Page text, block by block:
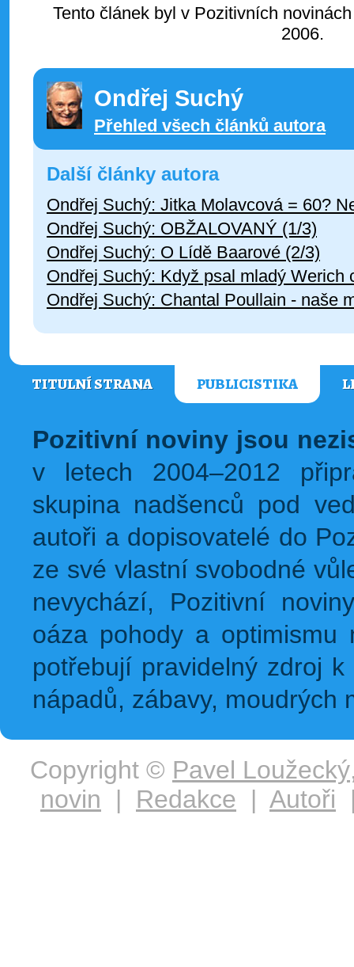
Tento článek byl v Pozitivních
2006.
Ondřej Suchý
Přehled všech článků autora
Další články autora
Ondřej Suchý: Jitka Molavcová = 60?
Ondřej Suchý: OBŽALOVANÝ (1/3)
Ondřej Suchý: O Lídě Baarové (2/3)
Ondřej Suchý: Když psal mladý Werich
Ondřej Suchý: Chantal Poullain - naše
TITULNÍ STRANA PUBLICISTIKA
Pozitivní noviny jsou
v letech 2004–2012
skupina nadšenců pod
autoři a dopisovatelé do
ze své vlastní svobodné
nevychází, Pozitivní
oáza pohody a
potřebují pravidelný zdroj
nápadů, zábavy, moudrých
Copyright © Pavel Loužecký
novin | Redakce | Autoři